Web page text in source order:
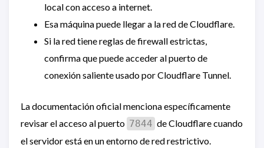
local con acceso a internet.
Esa máquina puede llegar a la red de Cloudflare.
Si la red tiene reglas de firewall estrictas,
confirma que puede acceder al puerto de
conexión saliente usado por Cloudflare Tunnel.
La documentación oficial menciona específicamente
revisar el acceso al puerto 7844 de Cloudflare cuando
el servidor está en un entorno de red restrictivo.